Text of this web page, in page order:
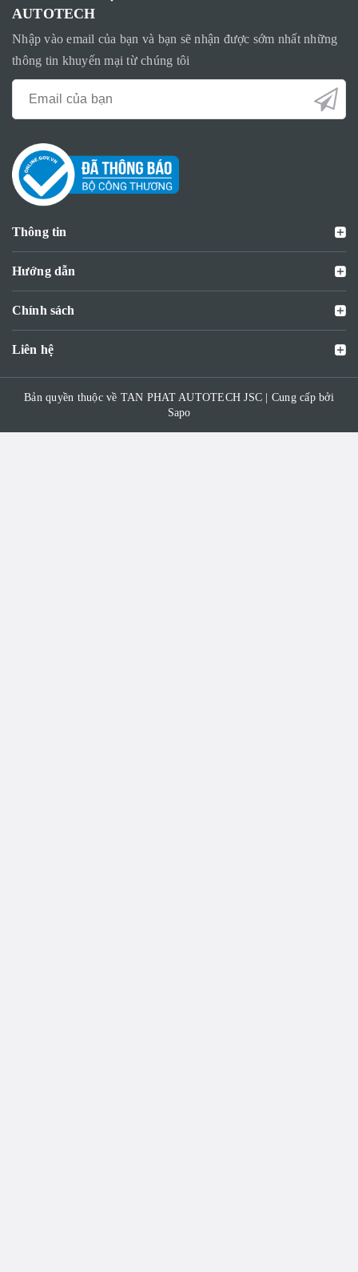
AUTOTECH
Nhập vào email của bạn và bạn sẽ nhận được sớm nhất những
thông tin khuyến mại từ chúng tôi
Thông tin
Hướng dẫn
Chính sách
Liên hệ
Bản quyền thuộc về TAN PHAT AUTOTECH JSC | Cung cấp bởi
Sapo